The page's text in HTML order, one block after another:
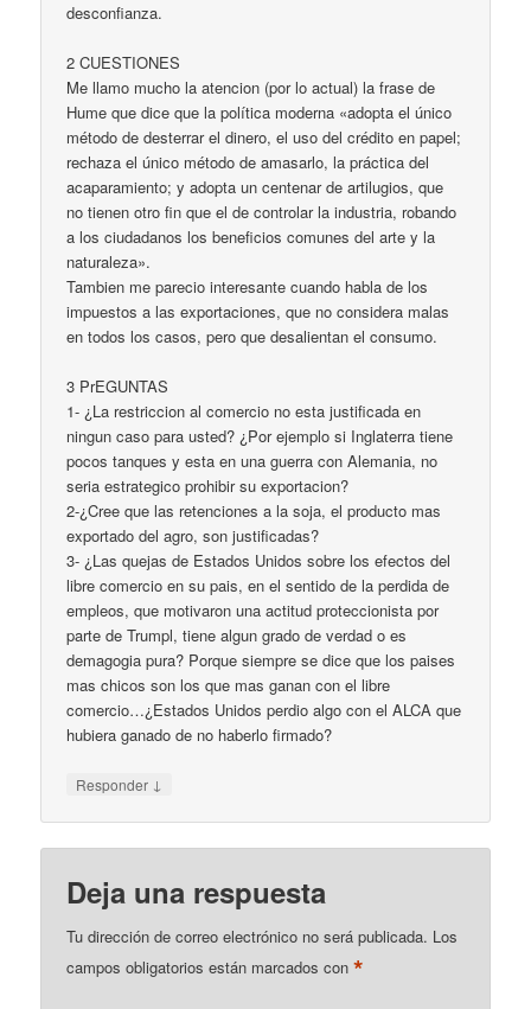
desconfianza.
2 CUESTIONES
Me llamo mucho la atencion (por lo actual) la frase de
Hume que dice que la política moderna «adopta el único
método de desterrar el dinero, el uso del crédito en papel;
rechaza el único método de amasarlo, la práctica del
acaparamiento; y adopta un centenar de artilugios, que
no tienen otro fin que el de controlar la industria, robando
a los ciudadanos los beneficios comunes del arte y la
naturaleza».
Tambien me parecio interesante cuando habla de los
impuestos a las exportaciones, que no considera malas
en todos los casos, pero que desalientan el consumo.
3 PrEGUNTAS
1- ¿La restriccion al comercio no esta justificada en
ningun caso para usted? ¿Por ejemplo si Inglaterra tiene
pocos tanques y esta en una guerra con Alemania, no
seria estrategico prohibir su exportacion?
2-¿Cree que las retenciones a la soja, el producto mas
exportado del agro, son justificadas?
3- ¿Las quejas de Estados Unidos sobre los efectos del
libre comercio en su pais, en el sentido de la perdida de
empleos, que motivaron una actitud proteccionista por
parte de Trumpl, tiene algun grado de verdad o es
demagogia pura? Porque siempre se dice que los paises
mas chicos son los que mas ganan con el libre
comercio…¿Estados Unidos perdio algo con el ALCA que
hubiera ganado de no haberlo firmado?
Responder ↓
Deja una respuesta
Tu dirección de correo electrónico no será publicada. Los
campos obligatorios están marcados con*